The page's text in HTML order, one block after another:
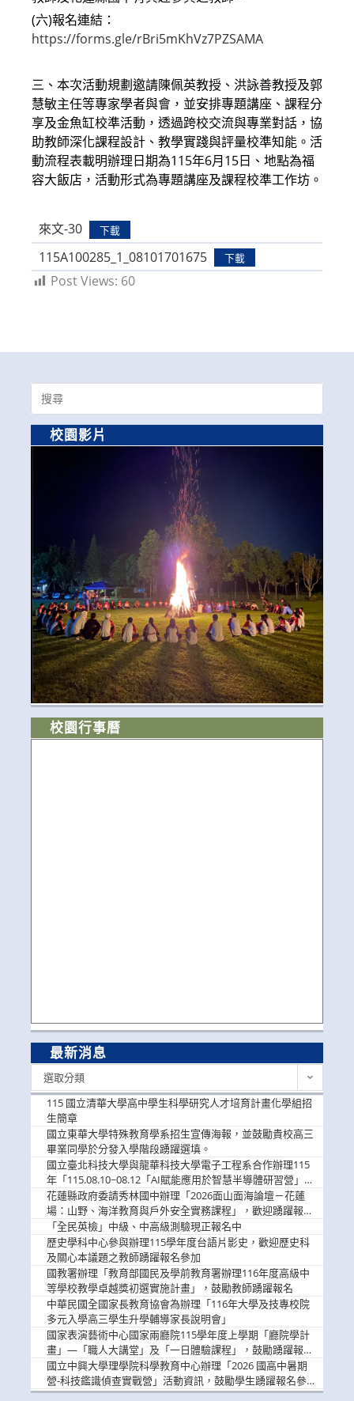
(六)報名連結：
https://forms.gle/rBri5mKhVz7PZSAMA
三、本次活動規劃邀請陳佩英教授、洪詠善教授及郭
慧敏主任等專家學者與會，並安排專題講座、課程分
享及金魚缸校準活動，透過跨校交流與專業對話，協
助教師深化課程設計、教學實踐與評量校準知能。活
動流程表載明辦理日期為115年6月15日、地點為福
容大飯店，活動形式為專題講座及課程校準工作坊。
來文-30 下載
115A100285_1_08101701675 下載
Post Views: 60
Search
for:
校園影片
校園行事曆
最新消息
選取分類
115 國立清華大學高中學生科學研究人才培育計畫化學組招
生簡章
國立東華大學特殊教育學系招生宣傳海報，並鼓勵貴校高三
畢業同學於分發入學階段踴躍選填。
國立臺北科技大學與龍華科技大學電子工程系合作辦理115
年「115.08.10~08.12「AI賦能應用於智慧半導體研習營」，
歡迎學生踴躍報名參加
花蓮縣政府委請秀林國中辦理「2026面山面海論壇－花蓮
場：山野、海洋教育與戶外安全實務課程」，歡迎踴躍報名
參加
「全民英檢」中級、中高級測驗現正報名中
歷史學科中心參與辦理115學年度台語片影史，歡迎歷史科
及關心本議題之教師踴躍報名參加
國教署辦理「教育部國民及學前教育署辦理116年度高級中
等學校教學卓越獎初選實施計畫」，鼓勵教師踴躍報名
中華民國全國家長教育協會為辦理「116年大學及技專校院
多元入學高三學生升學輔導家長說明會」
國家表演藝術中心國家兩廳院115學年度上學期「廳院學計
畫」—「職人大講堂」及「一日體驗課程」，鼓勵踴躍報名
參與。
國立中興大學理學院科學教育中心辦理「2026 國高中暑期
營-科技鑑識偵查實戰營」活動資訊，鼓勵學生踴躍報名參
加。